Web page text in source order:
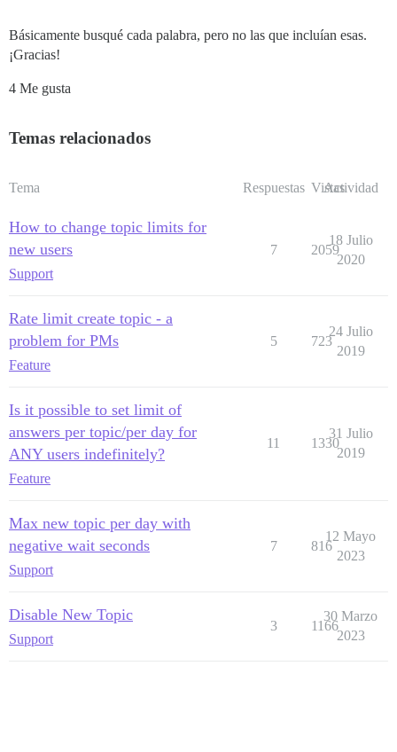
Básicamente busqué cada palabra, pero no las que incluían esas.
¡Gracias!
4 Me gusta
Temas relacionados
Tema Respuestas Vistas
Actividad
How to change topic limits for
new users
Support
7 2059
18 Julio
2020
Rate limit create topic - a
problem for PMs
Feature
5 723
24 Julio
2019
Is it possible to set limit of
answers per topic/per day for
ANY users indefinitely?
Feature
11 1330
31 Julio
2019
Max new topic per day with
negative wait seconds
Support
7 816
12 Mayo
2023
Disable New Topic
Support
3 1166
30 Marzo
2023